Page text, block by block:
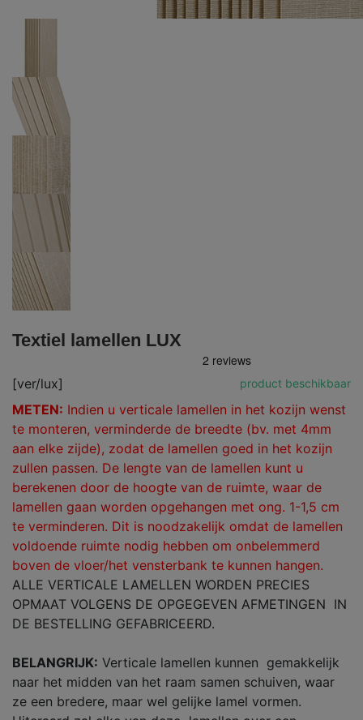
Textiel lamellen LUX
[ver/lux] product beschikbaar
METEN: Indien u verticale lamellen in het kozijn wenst
te monteren, verminderde de breedte (bv. met 4mm
aan elke zijde), zodat de lamellen goed in het kozijn
zullen passen. De lengte van de lamellen kunt u
berekenen door de hoogte van de ruimte, waar de
lamellen gaan worden opgehangen met ong. 1-1,5 cm
te verminderen. Dit is noodzakelijk omdat de lamellen
voldoende ruimte nodig hebben om onbelemmerd
boven de vloer/het vensterbank te kunnen hangen.
ALLE VERTICALE LAMELLEN WORDEN PRECIES
OPMAAT VOLGENS DE OPGEGEVEN AFMETINGEN IN
DE BESTELLING GEFABRICEERD.
BELANGRIJK: Verticale lamellen kunnen gemakkelijk
naar het midden van het raam samen schuiven, waar
ze een bredere, maar wel gelijke lamel vormen.